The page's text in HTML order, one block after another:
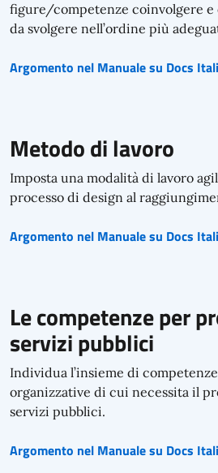
figure/competenze coinvolgere e
da svolgere nell’ordine più
Argomento nel Manuale su Docs
Il processo progettuale (si apre in una
Metodo di lavoro
Imposta una modalità di lavoro
processo di design al
Argomento nel Manuale su Docs
Metodo di lavoro (si apre in una nuova
Le competenze per
servizi pubblici
Individua l’insieme di
organizzative di cui necessita il
servizi pubblici.
Argomento nel Manuale su Docs
Le competenze per progettare servizi